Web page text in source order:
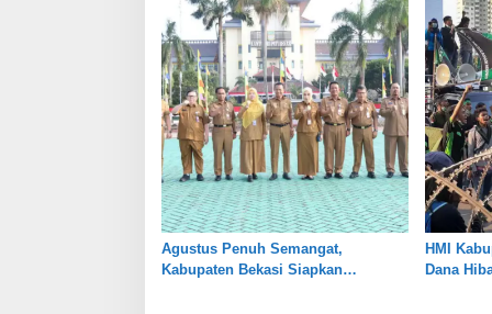
Agustus Penuh Semangat,
Kabupaten Bekasi Siapkan
HMI
Dana